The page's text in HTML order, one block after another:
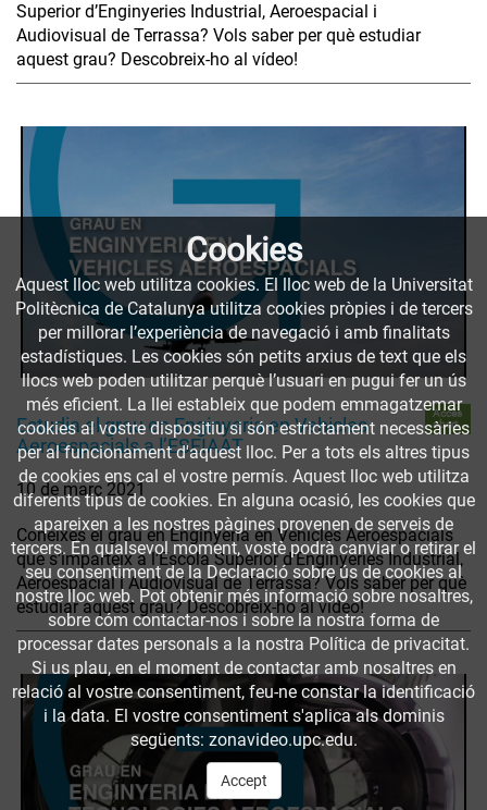
Superior d’Enginyeries Industrial, Aeroespacial i
Audiovisual de Terrassa? Vols saber per què estudiar
aquest grau? Descobreix-ho al vídeo!
Estudia el grau en Enginyeria en Vehicles
Aeroespacials a l’ESEIAAT
Accés
obert
10 de març 2021
Coneixes el grau en Enginyeria en Vehicles Aeroespacials
que s’imparteix a l’Escola Superior d’Enginyeries Industrial,
Aeroespacial i Audiovisual de Terrassa? Vols saber per què
estudiar aquest grau? Descobreix-ho al vídeo!
Cookies
Aquest lloc web utilitza cookies. El lloc web de la Universitat
Politècnica de Catalunya utilitza cookies pròpies i de tercers
per millorar l’experiència de navegació i amb finalitats
estadístiques. Les cookies són petits arxius de text que els
llocs web poden utilitzar perquè l’usuari en pugui fer un ús
més eficient. La llei estableix que podem emmagatzemar
cookies al vostre dispositiu si són estrictament necessàries
per al funcionament d'aquest lloc. Per a tots els altres tipus
de cookies ens cal el vostre permís. Aquest lloc web utilitza
diferents tipus de cookies. En alguna ocasió, les cookies que
apareixen a les nostres pàgines provenen de serveis de
tercers. En qualsevol moment, vostè podrà canviar o retirar el
seu consentiment de la Declaració sobre ús de cookies al
nostre lloc web. Pot obtenir més informació sobre nosaltres,
sobre cóm contactar-nos i sobre la nostra forma de
processar dates personals a la nostra Política de privacitat.
Si us plau, en el moment de contactar amb nosaltres en
relació al vostre consentiment, feu-ne constar la identificació
i la data. El vostre consentiment s'aplica als dominis
següents: zonavideo.upc.edu.
Accept